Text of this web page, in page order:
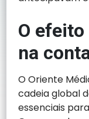
O
na
O Oriente
cadeia global
essenciais